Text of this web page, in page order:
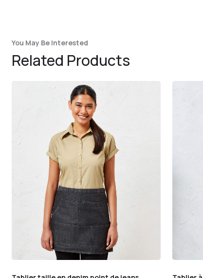
You May Be Interested
Related Products